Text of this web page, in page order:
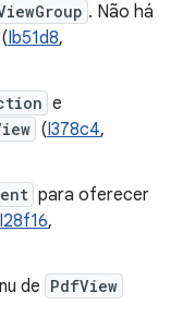
. Não há
Ib51d8,
e
(I378c4,
para oferecer
I28f16,
de PdfView